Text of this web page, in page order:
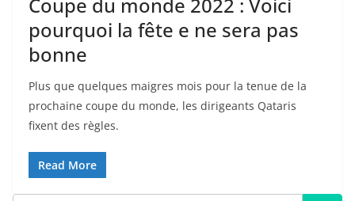
Coupe du monde 2022 : Voici
pourquoi la fête e ne sera pas
bonne
Plus que quelques maigres mois pour la tenue de la
prochaine coupe du monde, les dirigeants Qataris
fixent des règles.
Read More